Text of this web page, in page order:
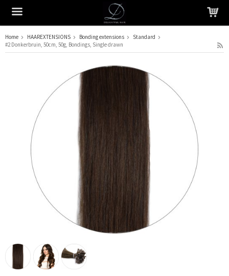
Het product is in je winkelmandje geplaatst
Home HAAREXTENSIONS Bonding extensions
Standard
#2 Donkerbruin, 50cm, 50g, Bondings, Single drawn